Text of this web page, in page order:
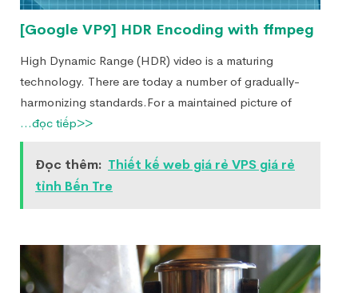
[Google VP9] HDR Encoding with ffmpeg
High Dynamic Range (HDR) video is a maturing
technology. There are today a number of gradually-
harmonizing standards.For a maintained picture of
...đọc tiếp>>
Đọc thêm: Thiết kế web giá rẻ VPS giá rẻ
tỉnh Bến Tre